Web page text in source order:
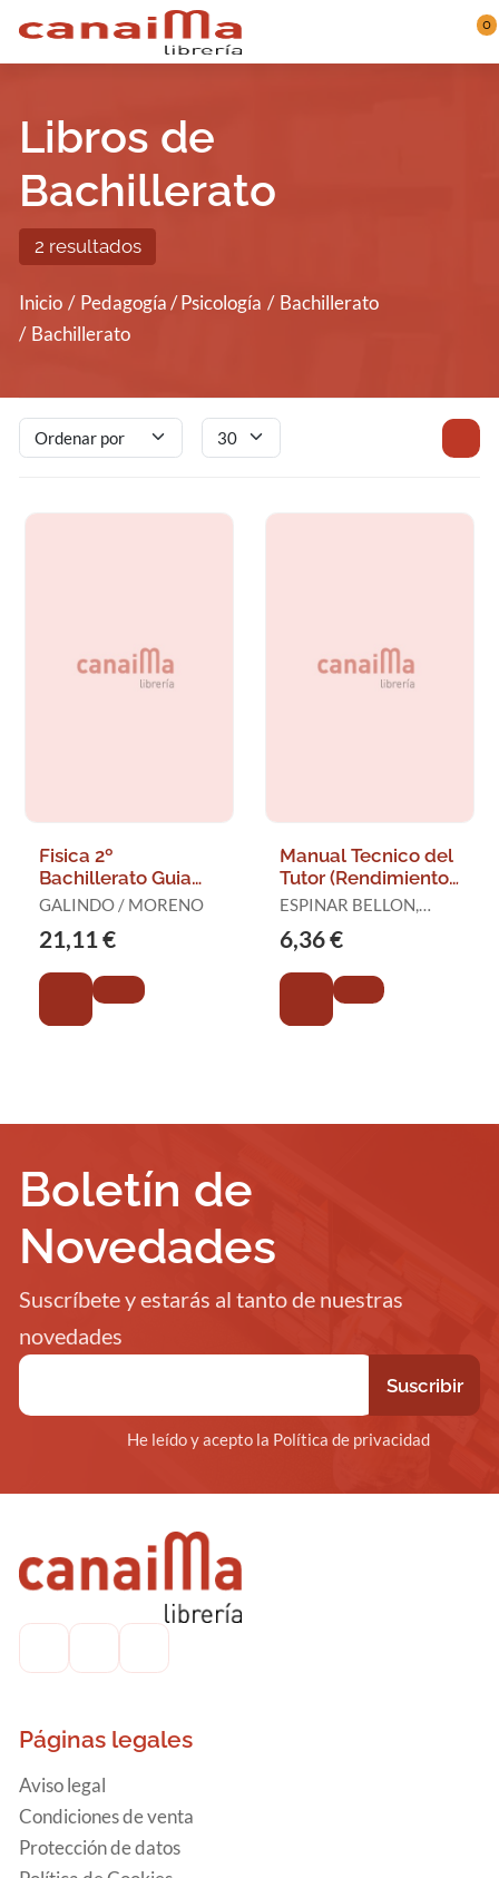
Saltar al contenido principal 0
Libros de
Bachillerato
2 resultados
Inicio Pedagogía / Psicología
Bachillerato
Bachillerato
Fisica 2º
Bachillerato Guia
Didactica GALINDO / MORENO
21,11 €
Manual Tecnico del
Tutor (Rendimiento
Escolar y Tutoria)
ESPINAR BELLON,
6,36 €
Boletín de
Novedades
Suscríbete y estarás al tanto de nuestras
novedades
He leído y acepto la Política de privacidad
Páginas legales
Aviso legal
Condiciones de venta
Protección de datos